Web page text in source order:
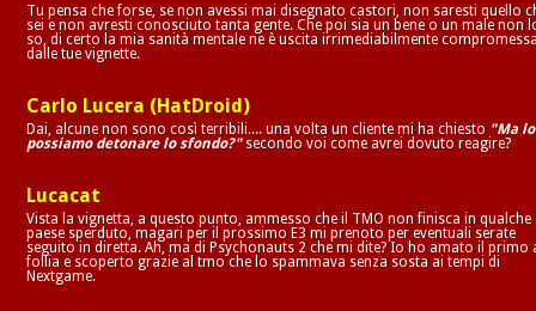
Tu pensa che forse, se non avessi mai disegnato castori, non saresti quello
sei e non avresti conosciuto tanta gente. Che poi sia un bene o un male non
so, di certo la mia sanità mentale ne è uscita irrimediabilmente
dalle tue vignette.
Carlo Lucera (HatDroid)
Dai, alcune non sono così terribili.... una volta un cliente mi ha chiesto "Ma lo
possiamo detonare lo sfondo?"secondo voi come avrei dovuto reagire?
Lucacat
Vista la vignetta, a questo punto, ammesso che il TMO non finisca in qualche
paese sperduto, magari per il prossimo E3 mi prenoto per eventuali serate
seguito in diretta. Ah, ma di Psychonauts 2 che mi dite? Io ho amato il primo
follia e scoperto grazie al tmo che lo spammava senza sosta ai tempi di
Nextgame.